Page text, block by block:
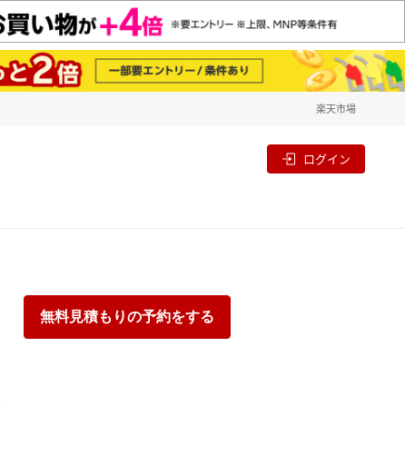
楽天市場
ログイン
無料見積もりの予約をする